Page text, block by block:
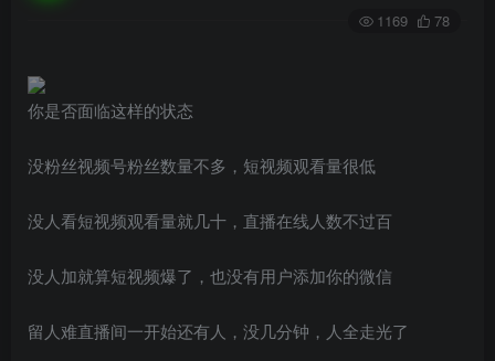
1169 78
你是否面临这样的状态
没粉丝视频号粉丝数量不多，短视频观看量很低
没人看短视频观看量就几十，直播在线人数不过百
没人加就算短视频爆了，也没有用户添加你的微信
留人难直播间一开始还有人，没几分钟，人全走光了